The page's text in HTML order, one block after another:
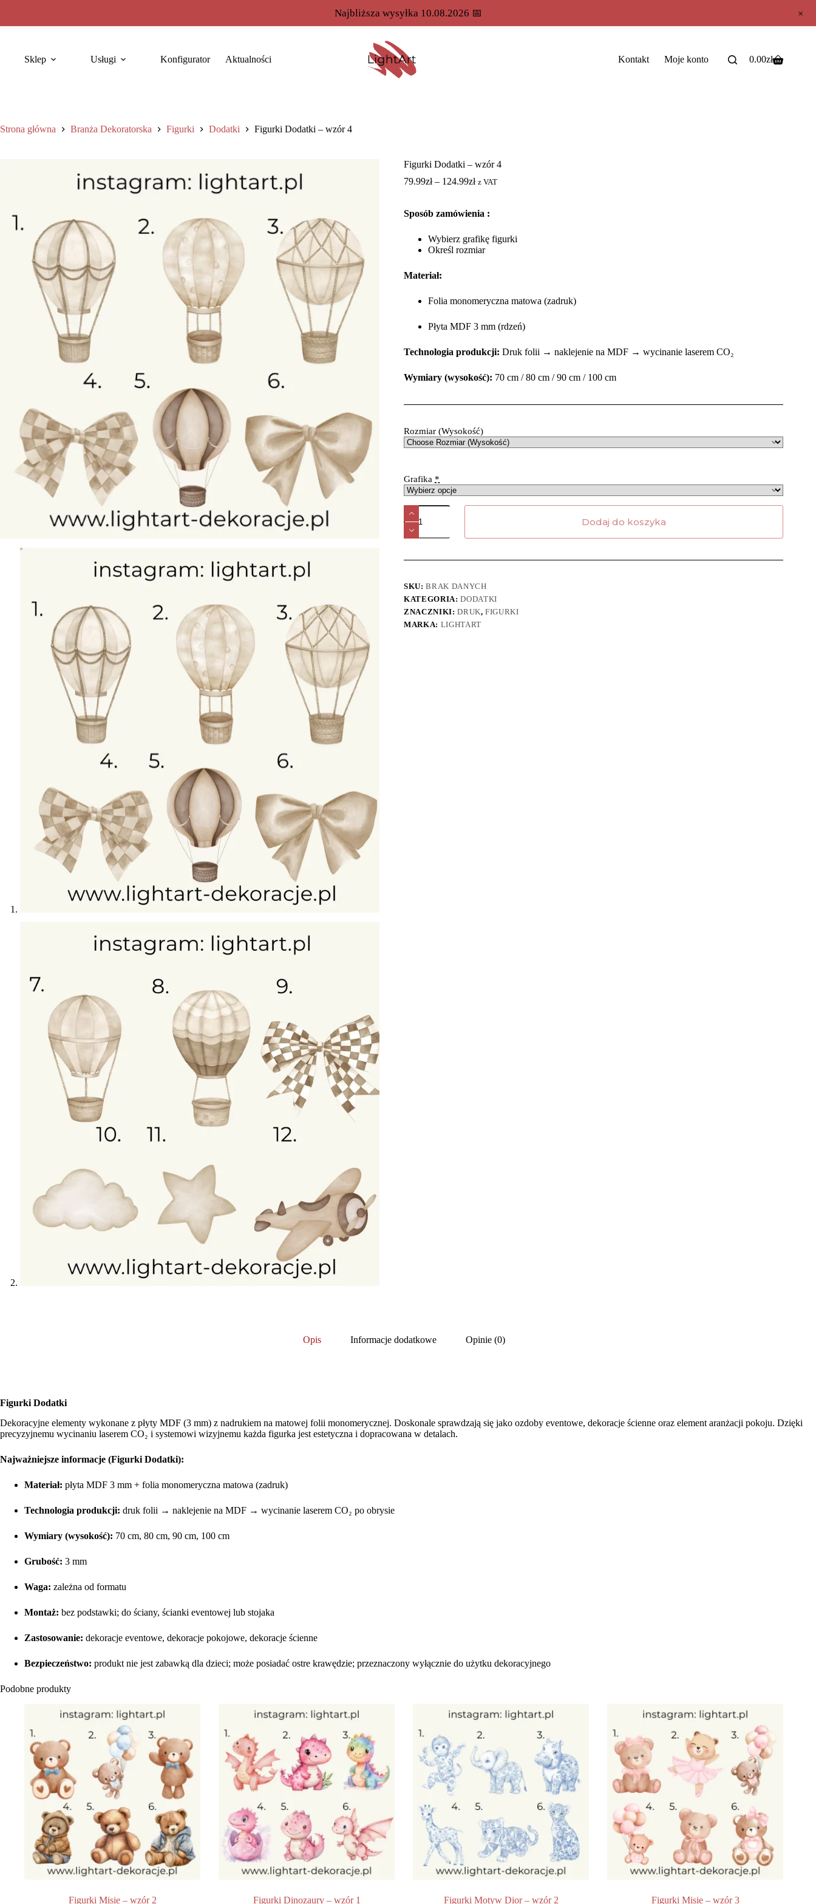
Sklep Usługi Konfigurator Aktualności Kontakt Moje konto 0.00zł
Strona główna Branża Dekoratorska Figurki Dodatki Figurki Dodatki – wzór 4
Figurki Dodatki – wzór 4
79.99zł – 124.99zł z VAT
Sposób zamówienia :
Wybierz grafikę figurki
Określ rozmiar
Materiał:
Folia monomeryczna matowa (zadruk)
Płyta MDF 3 mm (rdzeń)
Technologia produkcji:Druk folii → naklejenie na MDF → wycinanie laserem CO₂
Wymiary (wysokość): 70 cm / 80 cm / 90 cm / 100 cm
Rozmiar (Wysokość)
Grafika *
Dodaj do koszyka
SKU:BRAK DANYCH
KATEGORIA:DODATKI
ZNACZNIKI:DRUK,FIGURKI
MARKA: LIGHTART
Opis Informacje dodatkowe Opinie (0)
Figurki Dodatki
Dekoracyjne elementy wykonane z płyty MDF (3 mm) z nadrukiem na matowej folii monomerycznej. Doskonale sprawdzają się jako ozdoby eventowe, dekoracje ścienne oraz element aranżacji pokoju. Dzięki
precyzyjnemu wycinaniu laserem CO₂ i systemowi wizyjnemu każda figurka jest estetyczna i dopracowana w detalach.
Najważniejsze informacje (Figurki Dodatki):
Materiał: płyta MDF 3 mm + folia monomeryczna matowa (zadruk)
Technologia produkcji: druk folii → naklejenie na MDF → wycinanie laserem CO₂ po obrysie
Wymiary (wysokość): 70 cm, 80 cm, 90 cm, 100 cm
Grubość: 3 mm
Waga: zależna od formatu
Montaż: bez podstawki; do ściany, ścianki eventowej lub stojaka
Zastosowanie: dekoracje eventowe, dekoracje pokojowe, dekoracje ścienne
Bezpieczeństwo: produkt nie jest zabawką dla dzieci; może posiadać ostre krawędzie; przeznaczony wyłącznie do użytku dekoracyjnego
Podobne produkty
Figurki Misie – wzór 2 Figurki Dinozaury – wzór 1 Figurki Motyw Dior – wzór 2 Figurki Misie – wzór 3
Najbliższa wysyłka 10.08.2026 📅 +